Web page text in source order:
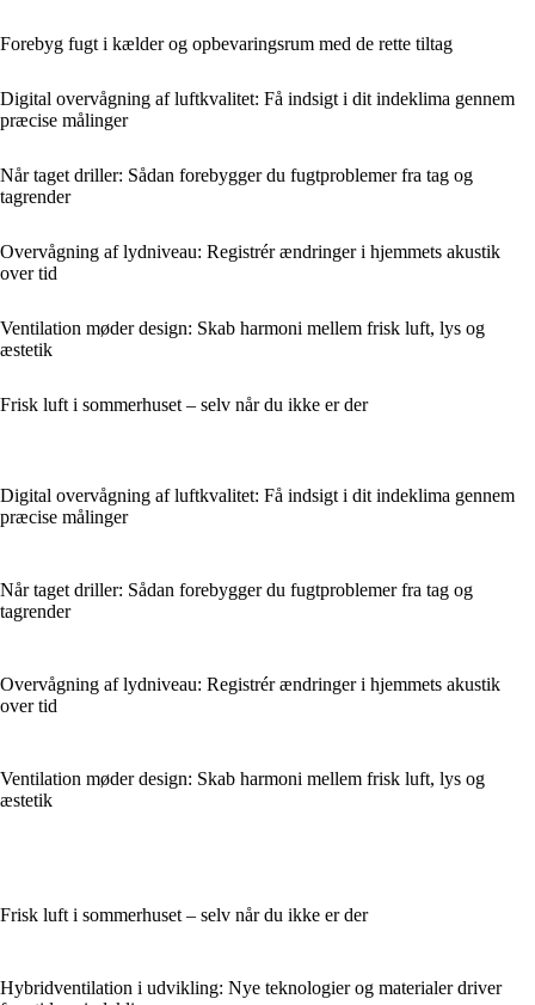
Forebyg fugt i kælder og opbevaringsrum med de rette tiltag
Digital overvågning af luftkvalitet: Få indsigt i dit indeklima gennem
præcise målinger
Når taget driller: Sådan forebygger du fugtproblemer fra tag og
tagrender
Overvågning af lydniveau: Registrér ændringer i hjemmets akustik
over tid
Ventilation møder design: Skab harmoni mellem frisk luft, lys og
æstetik
Frisk luft i sommerhuset – selv når du ikke er der
Digital overvågning af luftkvalitet: Få indsigt i dit indeklima gennem
præcise målinger
Når taget driller: Sådan forebygger du fugtproblemer fra tag og
tagrender
Overvågning af lydniveau: Registrér ændringer i hjemmets akustik
over tid
Ventilation møder design: Skab harmoni mellem frisk luft, lys og
æstetik
Frisk luft i sommerhuset – selv når du ikke er der
Hybridventilation i udvikling: Nye teknologier og materialer driver